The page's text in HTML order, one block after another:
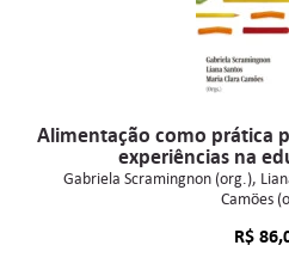
Alimentação como prática
experiências na
Gabriela Scramingnon (org.)
Camões
R$